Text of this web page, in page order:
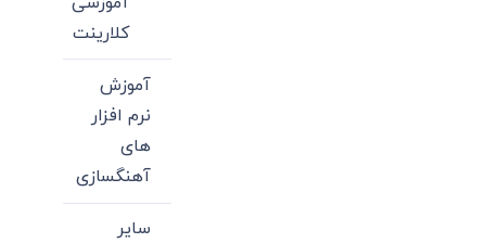
کلارینت
آموزش
نرم افزار
های
آهنگسازی
سایر